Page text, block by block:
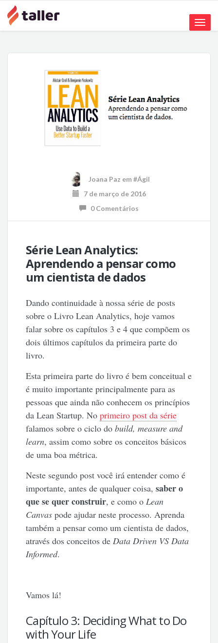
Toggle
Joana Paz em #Ágil
7 de março de 2016
0 Comentários
Série Lean Analytics:
Aprendendo a pensar como
um cientista de dados
Dando continuidade à nossa série de posts
sobre o Livro Lean Analytics, hoje vamos
falar sobre os capítulos 3 e 4 que compõem os
dois últimos capítulos da primeira parte do
livro.
Esta primeira parte do livro é bem conceitual e
é muito importante principalmente para as
pessoas que ainda não conhecem os princípios
da Lean Startup. Noprimeiro post da série
falamos sobre o ciclo dobuild, measure and
learn, assim como sobre os conceitos básicos
de uma boa métrica.
Neste segundo post você irá entender como é
importante, antes de qualquer coisa,saber o
que se quer construir, e como oLean
Canvas pode ajudar neste processo. Aprenda
também a pensar como um cientista de dados,
através dos conceitos deData Driven VS Data
Informed.
Vamos lá!
Capítulo 3: Deciding What to Do
with Your Life